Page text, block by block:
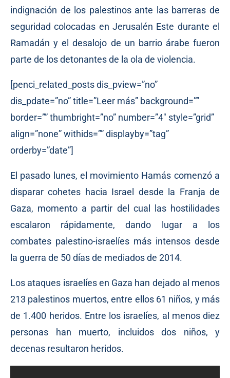
indignación de los palestinos ante las barreras de
seguridad colocadas en Jerusalén Este durante el
Ramadán y el desalojo de un barrio árabe fueron
parte de los detonantes de la ola de violencia.
[penci_related_posts dis_pview=”no”
dis_pdate=”no” title=”Leer más” background=””
border=”” thumbright=”no” number=”4″ style=”grid”
align=”none” withids=”” displayby=”tag”
orderby=”date”]
El pasado lunes, el movimiento Hamás comenzó a
disparar cohetes hacia Israel desde la Franja de
Gaza, momento a partir del cual las hostilidades
escalaron rápidamente, dando lugar a los
combates palestino-israelíes más intensos desde
la guerra de 50 días de mediados de 2014.
Los ataques israelíes en Gaza han dejado al menos
213 palestinos muertos, entre ellos 61 niños, y más
de 1.400 heridos. Entre los israelíes, al menos diez
personas han muerto, incluidos dos niños, y
decenas resultaron heridos.